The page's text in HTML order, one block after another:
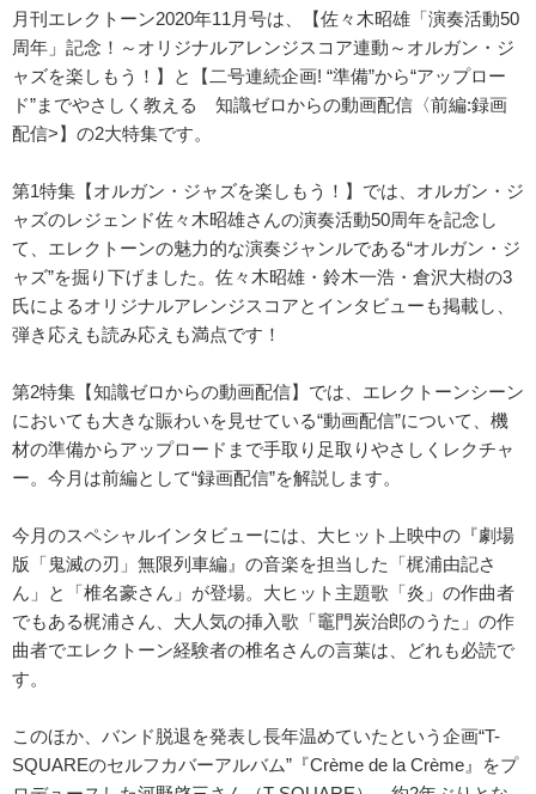
月刊エレクトーン2020年11月号は、【佐々木昭雄「演奏活動50
周年」記念！～オリジナルアレンジスコア連動～オルガン・ジ
ャズを楽しもう！】と【二号連続企画! “準備”から“アップロー
ド”までやさしく教える 知識ゼロからの動画配信〈前編:録画
配信>】の2大特集です。
第1特集【オルガン・ジャズを楽しもう！】では、オルガン・ジ
ャズのレジェンド佐々木昭雄さんの演奏活動50周年を記念し
て、エレクトーンの魅力的な演奏ジャンルである“オルガン・ジ
ャズ”を掘り下げました。佐々木昭雄・鈴木一浩・倉沢大樹の3
氏によるオリジナルアレンジスコアとインタビューも掲載し、
弾き応えも読み応えも満点です！
第2特集【知識ゼロからの動画配信】では、エレクトーンシーン
においても大きな賑わいを見せている“動画配信”について、機
材の準備からアップロードまで手取り足取りやさしくレクチャ
ー。今月は前編として“録画配信”を解説します。
今月のスペシャルインタビューには、大ヒット上映中の『劇場
版「鬼滅の刃」無限列車編』の音楽を担当した「梶浦由記さ
ん」と「椎名豪さん」が登場。大ヒット主題歌「炎」の作曲者
でもある梶浦さん、大人気の挿入歌「竈門炭治郎のうた」の作
曲者でエレクトーン経験者の椎名さんの言葉は、どれも必読で
す。
このほか、バンド脱退を発表し長年温めていたという企画“T-
SQUAREのセルフカバーアルバム”『Crème de la Crème』をプ